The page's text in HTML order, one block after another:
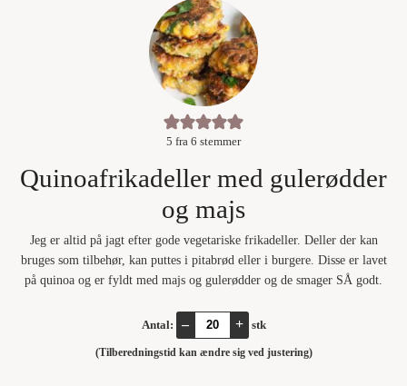
5 fra 6 stemmer
Quinoafrikadeller med gulerødder
og majs
Jeg er altid på jagt efter gode vegetariske frikadeller. Deller der kan
bruges som tilbehør, kan puttes i pitabrød eller i burgere. Disse er lavet
på quinoa og er fyldt med majs og gulerødder og de smager SÅ godt.
Antal: – + stk
(Tilberedningstid kan ændre sig ved justering)